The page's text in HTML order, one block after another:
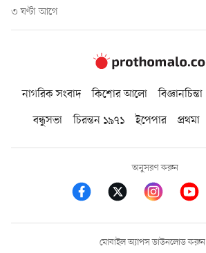
৩ ঘণ্টা আগে
নাগরিক সংবাদ কিশোর আলো বিজ্ঞানচিন্তা
বন্ধুসভা
চিরন্তন ১৯৭১ ইপেপার প্রথমা
অনুসরণ করুন
মোবাইল অ্যাপস ডাউনলোড করুন